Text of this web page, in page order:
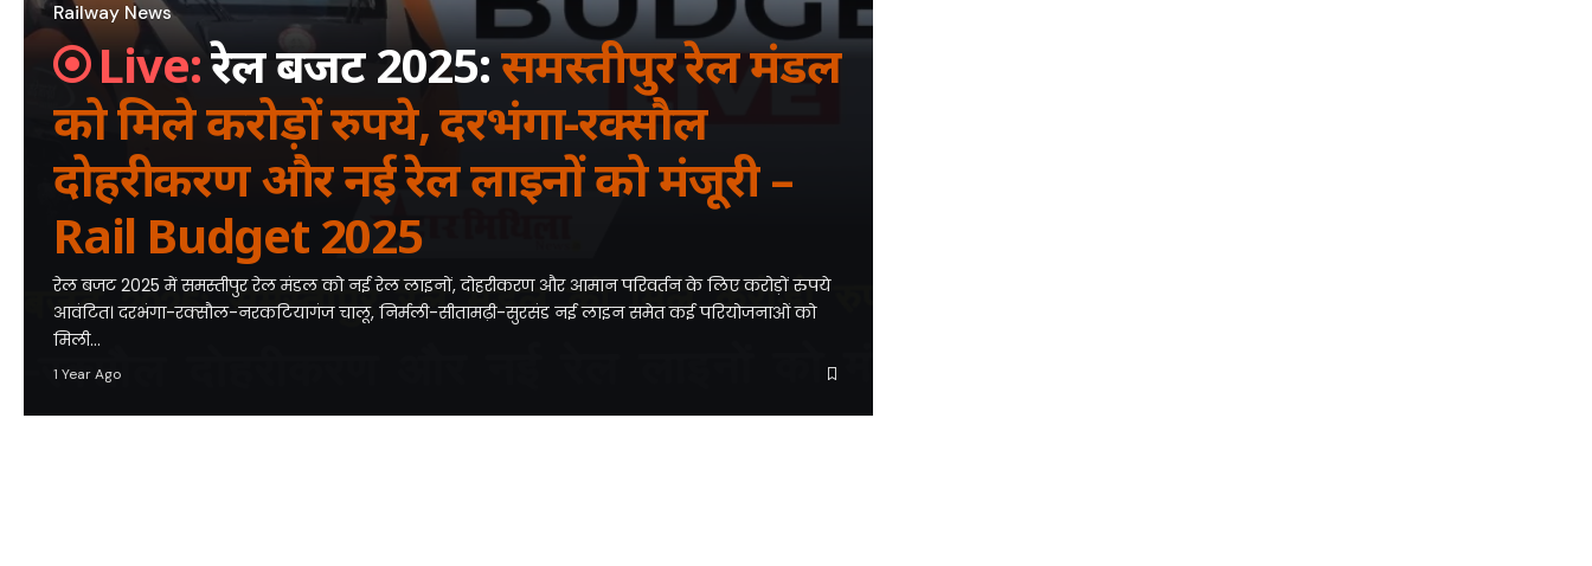
Railway News
रेल बजट 2025:समस्तीपुर रेल मंडल
को मिले करोड़ों रुपये, दरभंगा-रक्सौल
दोहरीकरण और नई रेल लाइनों को मंजूरी –
Rail Budget 2025
रेल बजट 2025 में समस्तीपुर रेल मंडल को नई रेल लाइनों, दोहरीकरण और आमान परिवर्तन के लिए करोड़ों रुपये
आवंटित। दरभंगा-रक्सौल-नरकटियागंज चालू, निर्मली-सीतामढ़ी-सुरसंड नई लाइन समेत कई परियोजनाओं को
मिली…
1 Year Ago
Star Mithila News
मिथिला का सबसे विश्वसनीय नॉन टैबलॉयड चैनल !!
बेहतर अनुभव के लिए
4.1 ★